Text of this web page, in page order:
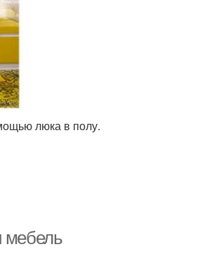
люка в полу.
мебель